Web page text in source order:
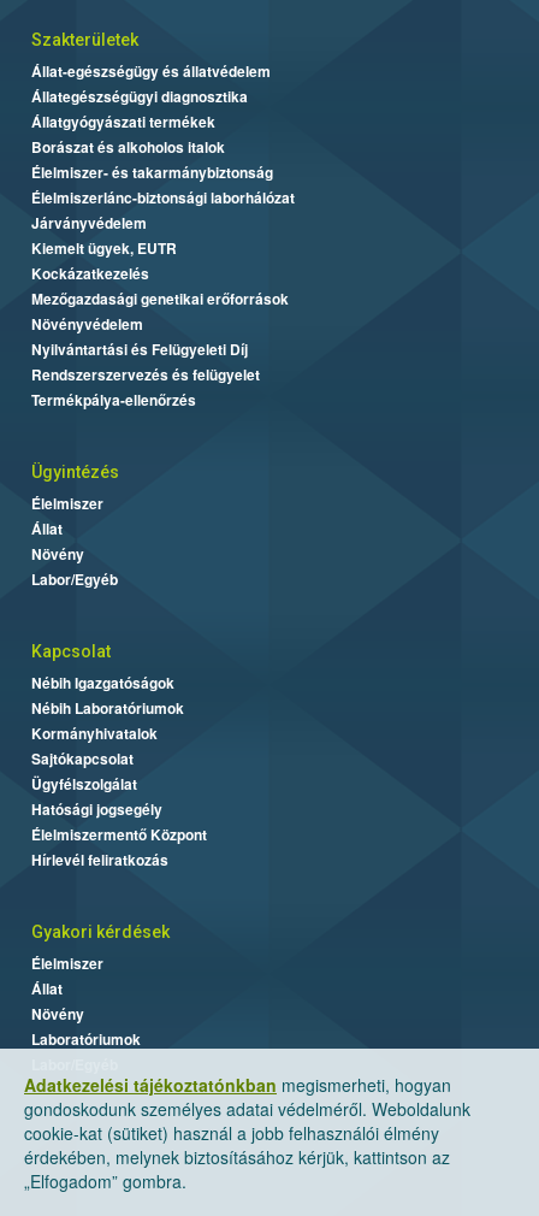
Adatkezelési tájékoztatónkban megismerheti, hogyan
gondoskodunk személyes adatai védelméről. Weboldalunk
cookie-kat (sütiket) használ a jobb felhasználói élmény
érdekében, melynek biztosításához kérjük, kattintson az
„Elfogadom” gombra.
Szakterületek
Állat-egészségügy és állatvédelem
Állategészségügyi diagnosztika
Állatgyógyászati termékek
Borászat és alkoholos italok
Élelmiszer- és takarmánybiztonság
Élelmiszerlánc-biztonsági laborhálózat
Járványvédelem
Kiemelt ügyek, EUTR
Kockázatkezelés
Mezőgazdasági genetikai erőforrások
Növényvédelem
Nyilvántartási és Felügyeleti Díj
Rendszerszervezés és felügyelet
Termékpálya-ellenőrzés
Ügyintézés
Élelmiszer
Állat
Növény
Labor/Egyéb
Kapcsolat
Nébih Igazgatóságok
Nébih Laboratóriumok
Kormányhivatalok
Sajtókapcsolat
Ügyfélszolgálat
Hatósági jogsegély
Élelmiszermentő Központ
Hírlevél feliratkozás
Gyakori kérdések
Élelmiszer
Állat
Növény
Laboratóriumok